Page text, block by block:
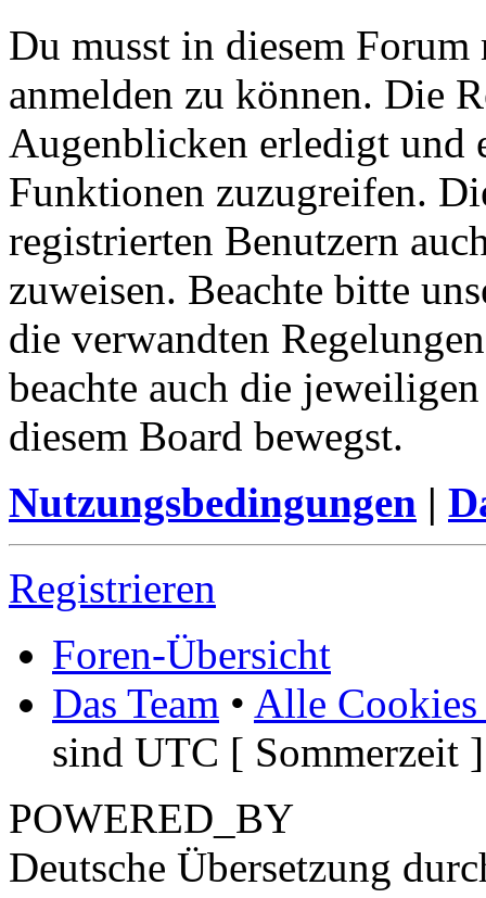
Du musst in diesem
anmelden zu können. Die
Augenblicken erledigt und
Funktionen zuzugreifen.
registrierten Benutzern
zuweisen. Beachte bitte
die verwandten
beachte auch die
diesem Board bewegst.
Nutzungsbedingungen |
Registrieren
Foren-Übersicht
Das Team • Alle Cookies
sind UTC [ Sommerzeit ]
POWERED_BY
Deutsche Übersetzung